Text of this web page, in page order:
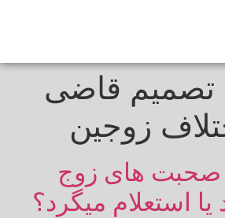
تصمیم قاضی
زوجین
صحبت های زوج
یا استعلام میگرد؟